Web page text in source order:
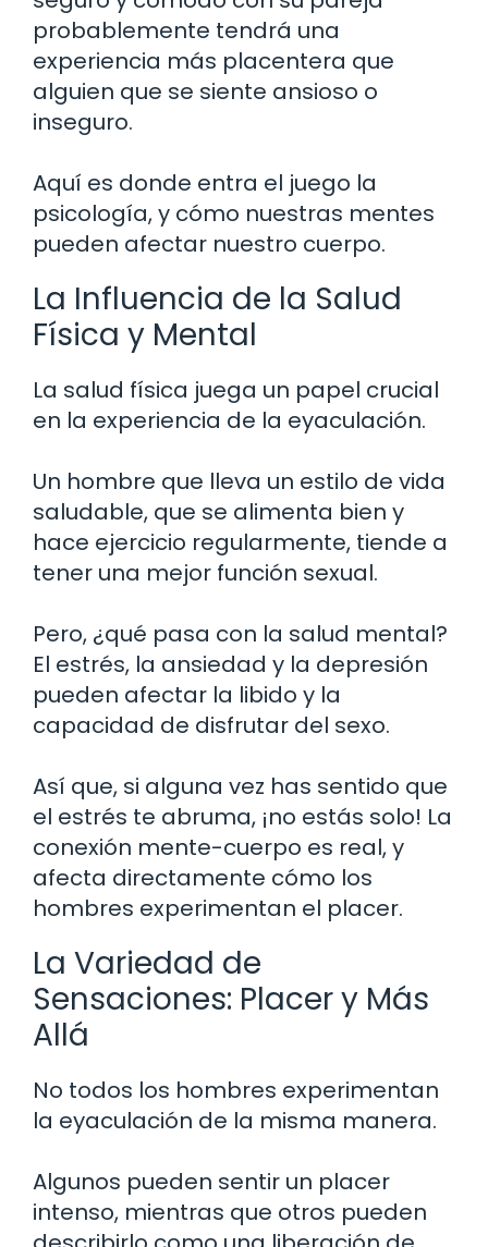
probablemente tendrá una
experiencia más placentera que
alguien que se siente ansioso o
inseguro.
Aquí es donde entra el juego la
psicología, y cómo nuestras mentes
pueden afectar nuestro cuerpo.
La Influencia de la Salud
Física y Mental
La salud física juega un papel crucial
en la experiencia de la eyaculación.
Un hombre que lleva un estilo de vida
saludable, que se alimenta bien y
hace ejercicio regularmente, tiende a
tener una mejor función sexual.
Pero, ¿qué pasa con la salud mental?
El estrés, la ansiedad y la depresión
pueden afectar la libido y la
capacidad de disfrutar del sexo.
Así que, si alguna vez has sentido que
el estrés te abruma, ¡no estás solo! La
conexión mente-cuerpo es real, y
afecta directamente cómo los
hombres experimentan el placer.
La Variedad de
Sensaciones: Placer y Más
Allá
No todos los hombres experimentan
la eyaculación de la misma manera.
Algunos pueden sentir un placer
intenso, mientras que otros pueden